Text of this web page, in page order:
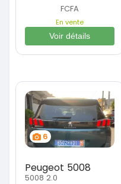
FCFA
En vente
Voir détails
6
Peugeot 5008
5008 2.0